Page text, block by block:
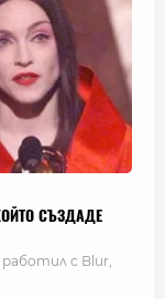
СЪЗДАДЕ
с Blur,